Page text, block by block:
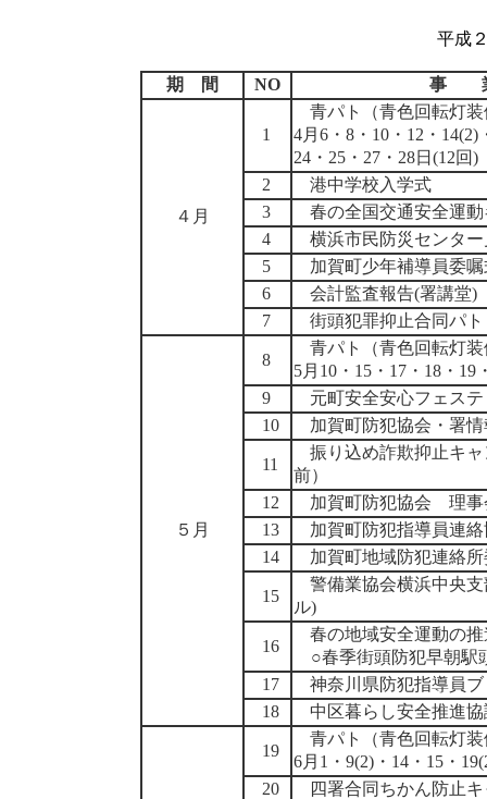
平成
期 間 NO 事
４月
1
青パト（青色回転灯
4月6・8・10・12・14(2)
24・25・27・28日(12回)
2
港中学校入学式
3
春の全国交通安全運
4
横浜市民防災センタ
5
加賀町少年補導員委嘱
6
会計監査報告(署講堂)
7
街頭犯罪抑止合同パ
５月
8
青パト（青色回転灯
5月10・15・17・18・19
9
元町安全安心フェス
10
加賀町防犯協会・署
11
振り込め詐欺抑止キ
前）
12
加賀町防犯協会 理事
13
加賀町防犯指導員連
14
加賀町地域防犯連絡
15
警備業協会横浜中央
ル)
16
春の地域安全運動の推
○春季街頭防犯早朝駅
17
神奈川県防犯指導員
18
中区暮らし安全推進
19
青パト（青色回転灯
6月1・9(2)・14・15・
20
四署合同ちかん防止